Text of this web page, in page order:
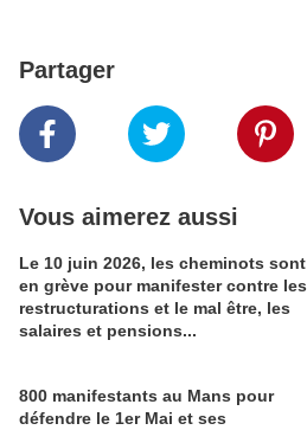
Partager
Vous aimerez aussi
Le 10 juin 2026, les cheminots sont
en grève pour manifester contre les
restructurations et le mal être, les
salaires et pensions...
800 manifestants au Mans pour
défendre le 1er Mai et ses